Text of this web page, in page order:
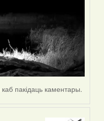
каб пакідаць каментары.